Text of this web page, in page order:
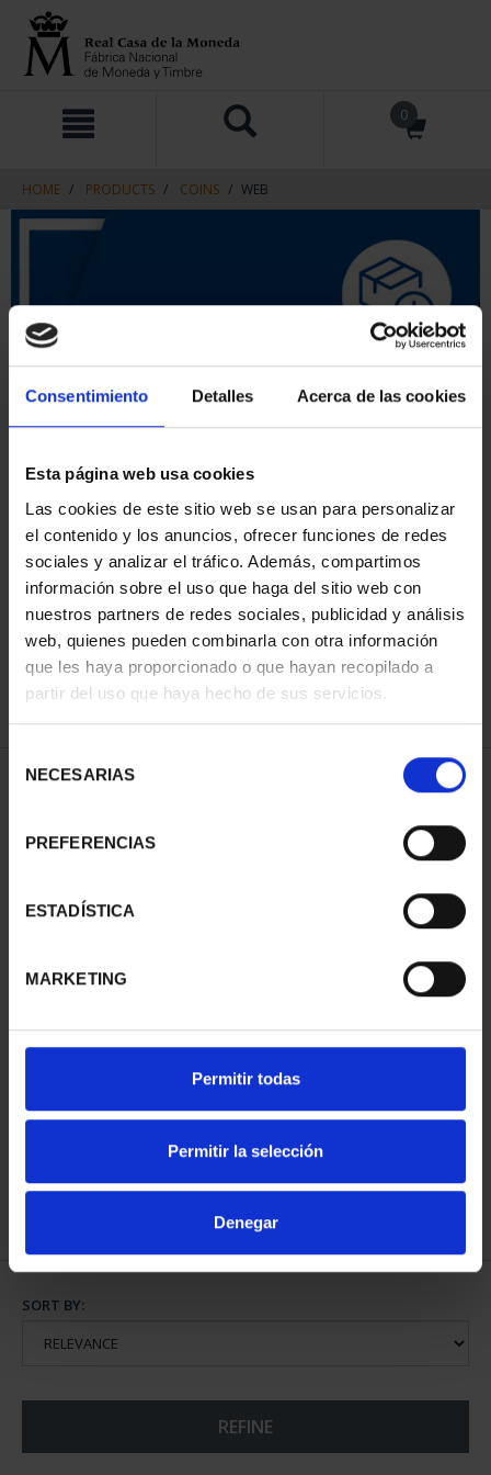
Consentimiento Detalles Acerca de las cookies
Esta página web usa cookies
Las cookies de este sitio web se usan para personalizar
el contenido y los anuncios, ofrecer funciones de redes
sociales y analizar el tráfico. Además, compartimos
información sobre el uso que haga del sitio web con
nuestros partners de redes sociales, publicidad y análisis
web, quienes pueden combinarla con otra información
que les haya proporcionado o que hayan recopilado a
partir del uso que haya hecho de sus servicios.
NECESARIAS
PREFERENCIAS
ESTADÍSTICA
MARKETING
Permitir todas
Permitir la selección
Denegar
navigation
0
HOME PRODUCTS COINS WEB
SORT BY:
REFINE
2 Products found
NATIONAL HERITAGE I -
€73.00
NATIONAL HERITAGE II -
€73.00
SORT BY:
REFINE